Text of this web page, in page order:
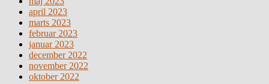
april 2023
marts 2023
februar 2023
januar 2023
december 2022
november 2022
oktober 2022